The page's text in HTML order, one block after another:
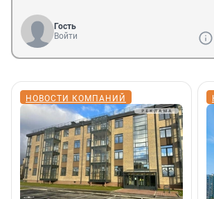
Гость
Войти
НОВОСТИ КОМПАНИЙ